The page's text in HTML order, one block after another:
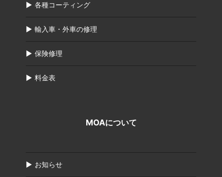
各種コーティング
輸入車・外車の修理
保険修理
料金表
MOAについて
お知らせ